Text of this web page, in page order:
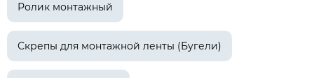
Ролик монтажный
Скрепы для монтажной ленты (Бугели)